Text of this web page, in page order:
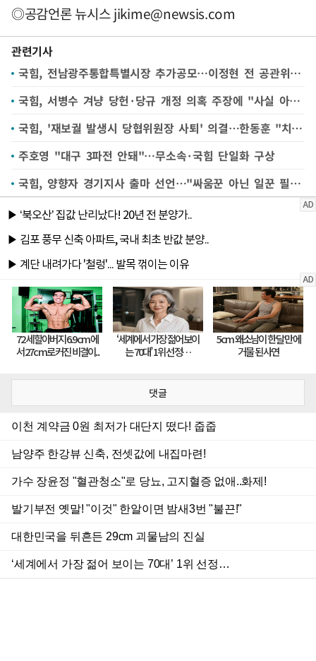
◎공감언론 뉴시스jikime@newsis.com
관련기사
국힘, 전남광주통합특별시장 추가공모…이정현 전 공관위원장 신청
국힘, 서병수 겨냥 당헌·당규 개정 의혹 주장에 "사실 아냐"
국힘, '재보궐 발생시 당협위원장 사퇴' 의결…한동훈 "치졸한 짓"
주호영 "대구 3파전 안돼"…무소속·국힘 단일화 구상
국힘, 양향자 경기지사 출마 선언…"싸움꾼 아닌 일꾼 필요"
댓글